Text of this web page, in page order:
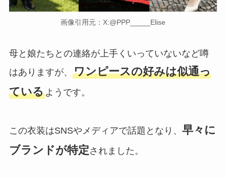
画像引用元：X:@PPP_____Elise
母と娘たちとの連絡が上手くいっていないなど噂
はありますが、 ワンピースの好みは似通っ
ているようです。
この衣装はSNSやメディアで話題となり、 早々に
ブランドが特定されました。